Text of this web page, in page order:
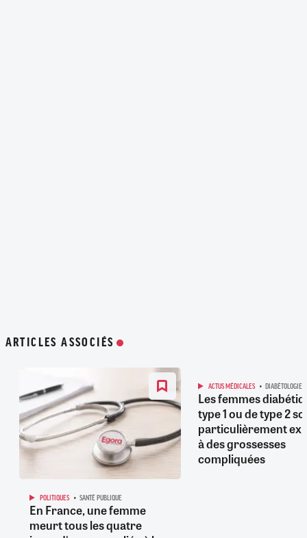
ARTICLES ASSOCIÉS
POLITIQUES SANTÉ PUBLIQUE
En France, une femme
meurt tous les quatre
ACTUS MÉDICALES DIABÉTOLOGIE
Les femmes
type 1 ou de type 2
particulièrement
à des grossesses
compliquées